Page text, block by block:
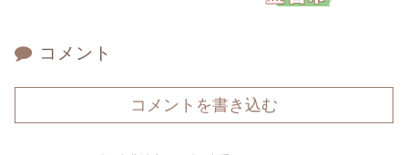
コメント
コメントを書き込む